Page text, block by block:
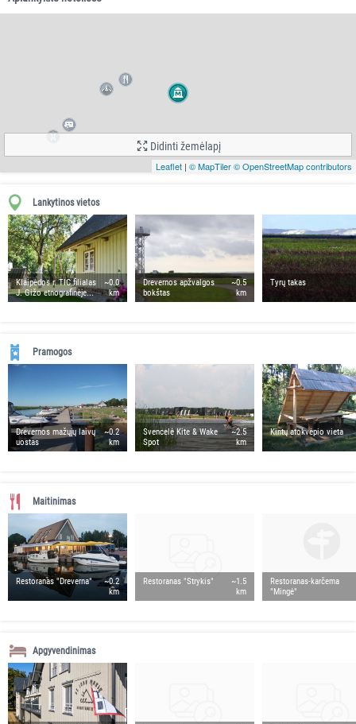
Leaflet | © MapTiler© OpenStreetMap contributors
Didinti žemėlapį
Lankytinos vietos
Klaipėdos r. TIC filialas
J. Gižo etnografinėje...
~0.0
km
Drevernos apžvalgos
bokštas
~0.5
km
Tyrų takas
Pramogos
Drevernos mažųjų laivų
uostas
~0.2
km
Svencelė Kite & Wake
Spot
~2.5
km
Kintų atokvėpio vieta
Maitinimas
Restoranas "Dreverna"
~0.2
km
Restoranas "Strykis"
~1.5
km
Restoranas-karčema
"Mingė"
Apgyvendinimas